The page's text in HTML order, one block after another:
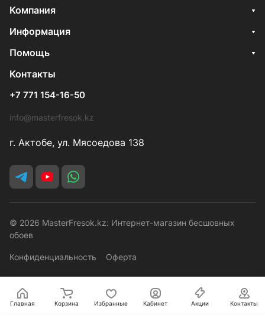
Компания
Информация
Помощь
Контакты
+7 771 154-16-50
info@masterfresok.kz
г. Актобе, ул. Мясоедова 138
© 2026 MasterFresok.kz: Интернет-магазин бесшовных
обоев
Конфиденциальность Оферта
Главная Корзина Избранные Кабинет Акции Контакты